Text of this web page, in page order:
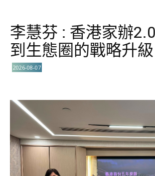
李慧芬 : 香港家辦
到生態圈的戰略升級
2026-08-07